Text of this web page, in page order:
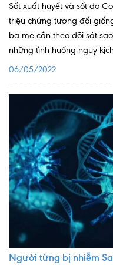
Tin
Báo
Tin tức
DỊCH
Các chuyên khoa tại
Nội
Ngoại
Sản - Phụ Khoa
Sốt xuất huyết và sốt do
triệu chứng tương đối
ba mẹ cần theo dõi sát
những tình huống nguy
06/05/2022
Người từng bị nhiễm